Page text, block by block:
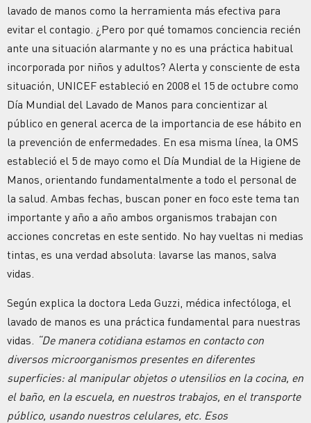
lavado de manos como la herramienta más efectiva para
evitar el contagio. ¿Pero por qué tomamos conciencia recién
ante una situación alarmante y no es una práctica habitual
incorporada por niños y adultos? Alerta y consciente de esta
situación, UNICEF estableció en 2008 el 15 de octubre como
Día Mundial del Lavado de Manos para concientizar al
público en general acerca de la importancia de ese hábito en
la prevención de enfermedades. En esa misma línea, la OMS
estableció el 5 de mayo como el Día Mundial de la Higiene de
Manos, orientando fundamentalmente a todo el personal de
la salud. Ambas fechas, buscan poner en foco este tema tan
importante y año a año ambos organismos trabajan con
acciones concretas en este sentido. No hay vueltas ni medias
tintas, es una verdad absoluta: lavarse las manos, salva
vidas.
Según explica la doctora Leda Guzzi, médica infectóloga, el
lavado de manos es una práctica fundamental para nuestras
vidas.
“De manera cotidiana estamos en contacto con
diversos microorganismos presentes en diferentes
superficies: al manipular objetos o utensilios en la cocina, en
el baño, en la escuela, en nuestros trabajos, en el transporte
público, usando nuestros celulares, etc. Esos